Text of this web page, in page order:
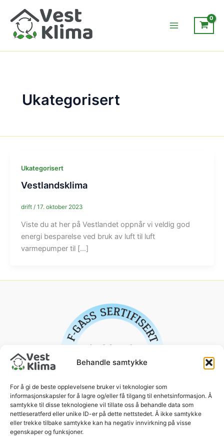
Behandle samtykke
For å gi de beste opplevelsene bruker vi teknologier som
informasjonskapsler for å lagre og/eller få tilgang til enhetsinformasjon. Å
samtykke til disse teknologiene vil tillate oss å behandle data som
nettleseratferd eller unike ID-er på dette nettstedet. Å ikke samtykke
eller trekke tilbake samtykke kan ha negativ innvirkning på visse
egenskaper og funksjoner.
rett
innholdet
Ukategorisert
Ukategorisert
Vestlandsklima
drift / 17. oktober 2023
Viste du at her på Vestlandet oppnår vi veldig god
energi besparelse ved bruk av luft til luft
varmepumper til […]